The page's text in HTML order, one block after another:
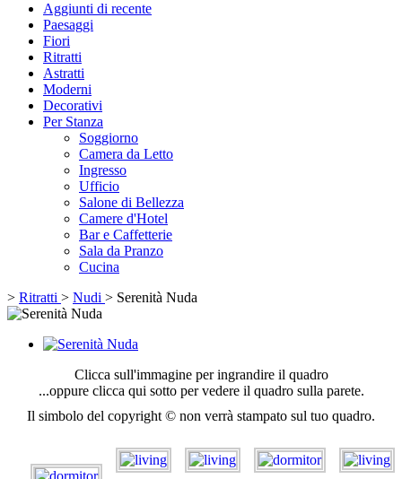
Aggiunti di recente
Paesaggi
Fiori
Ritratti
Astratti
Moderni
Decorativi
Per Stanza
Soggiorno
Camera da Letto
Ingresso
Ufficio
Salone di Bellezza
Camere d'Hotel
Bar e Caffetterie
Sala da Pranzo
Cucina
> Ritratti > Nudi > Serenità Nuda
Clicca sull'immagine per ingrandire il quadro
...oppure clicca qui sotto per vedere il quadro sulla parete.
Il simbolo del copyright © non verrà stampato sul tuo quadro.